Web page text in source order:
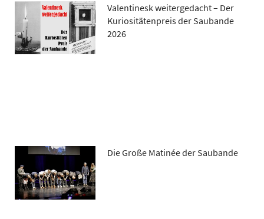
Valentinesk weitergedacht – Der
Kuriositätenpreis der Saubande
2026
Die Große Matinée der Saubande